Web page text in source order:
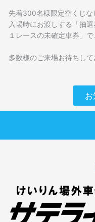
先着300名様限定空くじな
入場時にお渡しする「抽
１レースの未確定車券」
多数様のご来場お待ちして